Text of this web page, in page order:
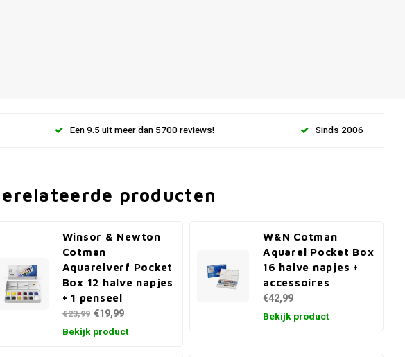
Een 9.5 uit meer dan 5700 reviews! Sinds 2006
producten
Winsor & Newton
Cotman
Aquarelverf Pocket
Box 12 halve napjes
+ 1 penseel
€23,99 €19,99
Bekijk product
W&N Cotman
Aquarel Pocket Box
16 halve napjes +
accessoires
€42,99
Bekijk product